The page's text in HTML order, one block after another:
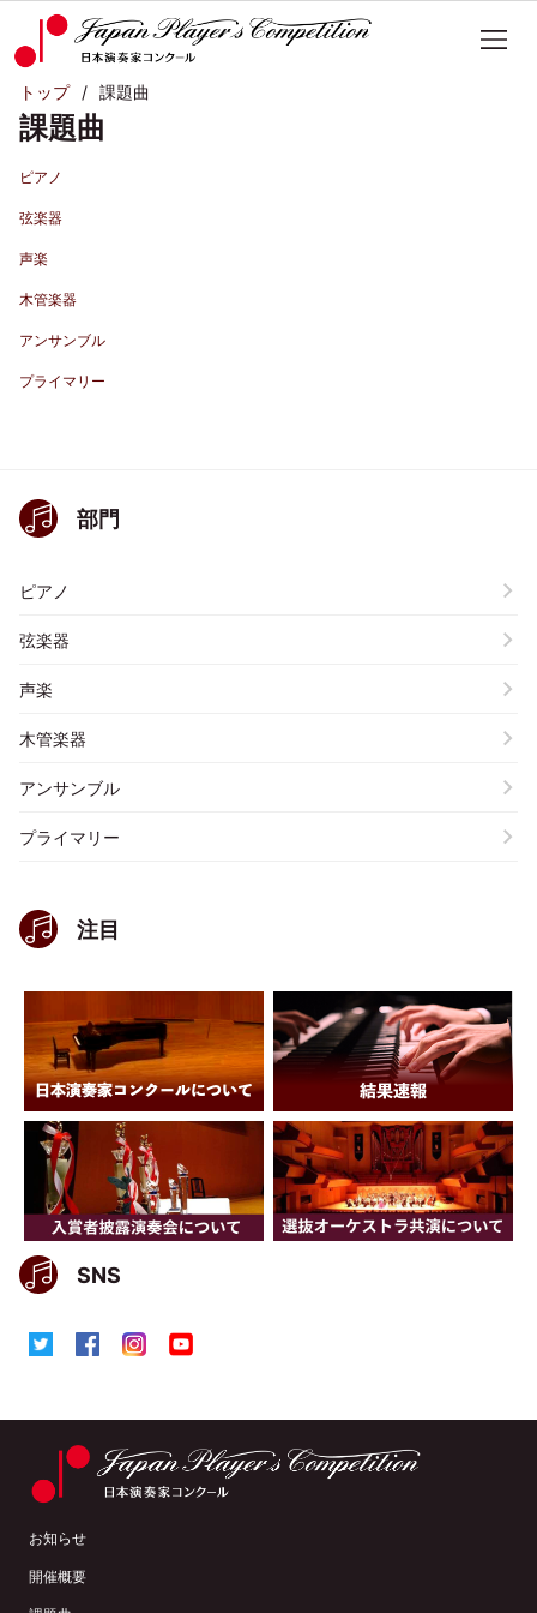
トップ 課題曲
課題曲
ピアノ
弦楽器
声楽
木管楽器
アンサンブル
プライマリー
部門
ピアノ
弦楽器
声楽
木管楽器
アンサンブル
プライマリー
注目
SNS
お知らせ
開催概要